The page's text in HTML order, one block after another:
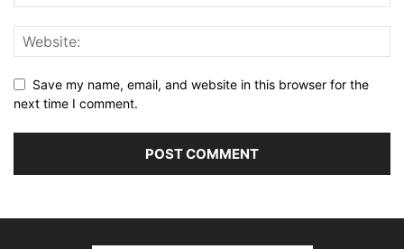
Save my name, email, and website in this browser for the
next time I comment.